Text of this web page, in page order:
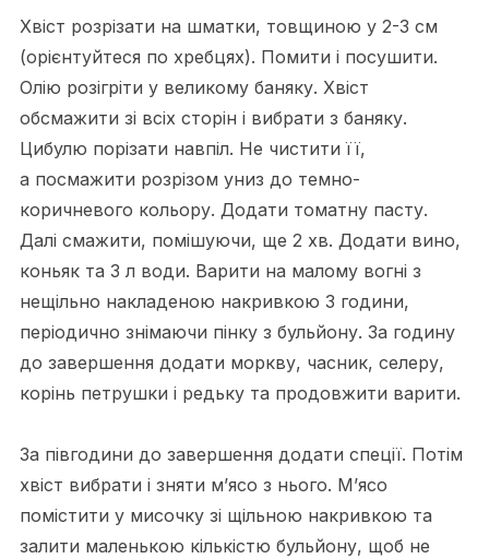
Хвіст розрізати на шматки, товщиною у 2-3 см
(орієнтуйтеся по хребцях). Помити і посушити.
Олію розігріти у великому баняку. Хвіст
обсмажити зі всіх сторін і вибрати з баняку.
Цибулю порізати навпіл. Не чистити її,
а посмажити розрізом униз до темно-
коричневого кольору. Додати томатну пасту.
Далі смажити, помішуючи, ще 2 хв. Додати вино,
коньяк та 3 л води. Варити на малому вогні з
нещільно накладеною накривкою 3 години,
періодично знімаючи пінку з бульйону. За годину
до завершення додати моркву, часник, селеру,
корінь петрушки і редьку та продовжити варити.
За півгодини до завершення додати спеції. Потім
хвіст вибрати і зняти м’ясо з нього. М’ясо
помістити у мисочку зі щільною накривкою та
залити маленькою кількістю бульйону, щоб не